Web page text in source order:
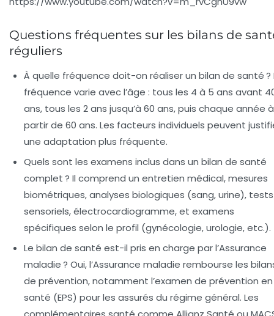
Questions fréquentes sur les bilans de
réguliers
À quelle fréquence doit-on réaliser un bilan de santé ?
fréquence varie avec l’âge : tous les 4 à 5 ans avant
ans, tous les 2 ans jusqu’à 60 ans, puis chaque année à
partir de 60 ans. Les facteurs individuels peuvent
une adaptation plus fréquente.
Quels sont les examens inclus dans un bilan de santé
complet ? Il comprend un entretien médical, mesures
biométriques, analyses biologiques (sang, urine), tests
sensoriels, électrocardiogramme, et examens
spécifiques selon le profil (gynécologie, urologie, etc.).
Le bilan de santé est-il pris en charge par l’Assurance
maladie ? Oui, l’Assurance maladie rembourse les
de prévention, notamment l’examen de prévention en
santé (EPS) pour les assurés du régime général. Les